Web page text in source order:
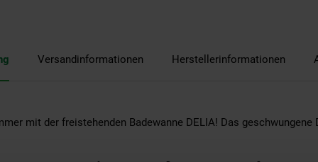
Versandinformationen Herstellerinformationen
mit der freistehenden Badewanne DELIA! Das